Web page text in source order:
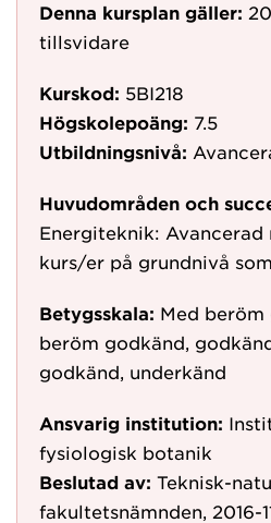
Denna kursplan gäller:
tillsvidare
Kurskod: 5BI218
Högskolepoäng: 7.5
Utbildningsnivå:
Huvudområden och
Energiteknik: Avancerad
kurs/er på grundnivå
Betygsskala: Med beröm
beröm godkänd,
godkänd, underkänd
Ansvarig institution:
fysiologisk botanik
Beslutad av: Teknisk-
fakultetsnämnden, 2016-